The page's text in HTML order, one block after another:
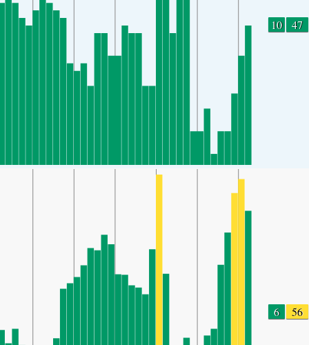
10 47
6 56